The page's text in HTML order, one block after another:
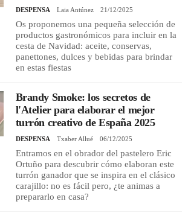
DESPENSA Laia Antúnez 21/12/2025
Os proponemos una pequeña selección de
productos gastronómicos para incluir en la
cesta de Navidad: aceite, conservas,
panettones, dulces y bebidas para brindar
en estas fiestas
Brandy Smoke: los secretos de
l'Atelier para elaborar el mejor
turrón creativo de España 2025
DESPENSA Txaber Allué 06/12/2025
Entramos en el obrador del pastelero Eric
Ortuño para descubrir cómo elaboran este
turrón ganador que se inspira en el clásico
carajillo: no es fácil pero, ¿te animas a
prepararlo en casa?